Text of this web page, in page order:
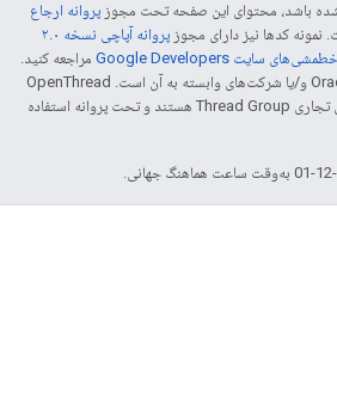
شده باشد، محتوای این صفحه تحت مجوز پروانه ارجاع
نمونه کدها نیز دارای مجوز پروانه آپاچی نسخه ۲.۰
خطمشی‌های سایت Google Developers‏
مراجعه کنید.
جاوا علامت تجاری ثبت‌شده Oracle و/یا شرکت‌های وابسته به آن است. ‫OpenThread
و علائم مربوط به آن، علامت‌های تجاری Thread Group هستند و تحت پروانه استفاده